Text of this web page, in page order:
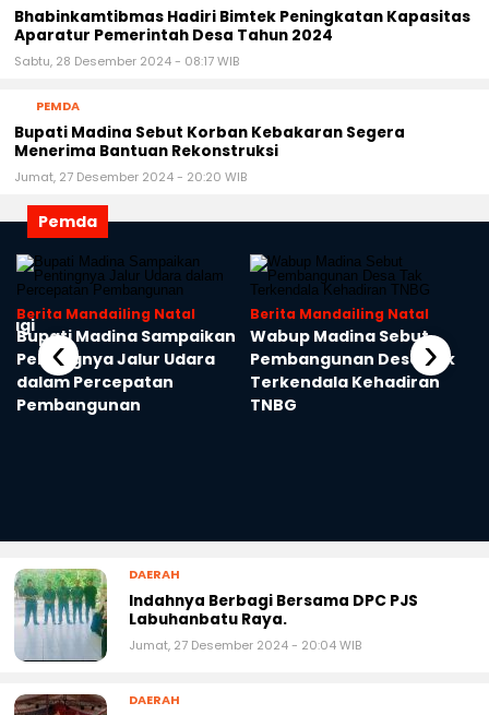
Bhabinkamtibmas Hadiri Bimtek Peningkatan Kapasitas
Aparatur Pemerintah Desa Tahun 2024
Sabtu, 28 Desember 2024 - 08:17 WIB
PEMDA
Bupati Madina Sebut Korban Kebakaran Segera
Menerima Bantuan Rekonstruksi
Jumat, 27 Desember 2024 - 20:20 WIB
Pemda
Berita Mandailing Natal
Bupati Madina Sampaikan
Pentingnya Jalur Udara
dalam Percepatan
Pembangunan
Berita Mandailing Natal
Wabup Madina Sebut
Pembangunan Desa Tak
Terkendala Kehadiran
TNBG
‹ ›
DAERAH
Indahnya Berbagi Bersama DPC PJS
Labuhanbatu Raya.
Jumat, 27 Desember 2024 - 20:04 WIB
DAERAH